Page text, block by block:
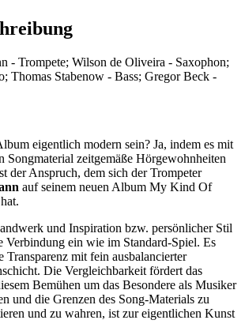
- Trompete; Wilson de Oliveira - Saxophon;
Thomas Stabenow - Bass; Gregor Beck -
eigentlich modern sein? Ja, indem es mit
Songmaterial zeitgemäße Hörgewohnheiten
der Anspruch, dem sich der Trompeter
auf seinem neuen Album My Kind Of
und Inspiration bzw. persönlicher Stil
Verbindung ein wie im Standard-Spiel. Es
Transparenz mit fein ausbalancierter
Die Vergleichbarkeit fördert das
Bemühen um das Besondere als Musiker
und die Grenzen des Song-Materials zu
und zu wahren, ist zur eigentlichen Kunst